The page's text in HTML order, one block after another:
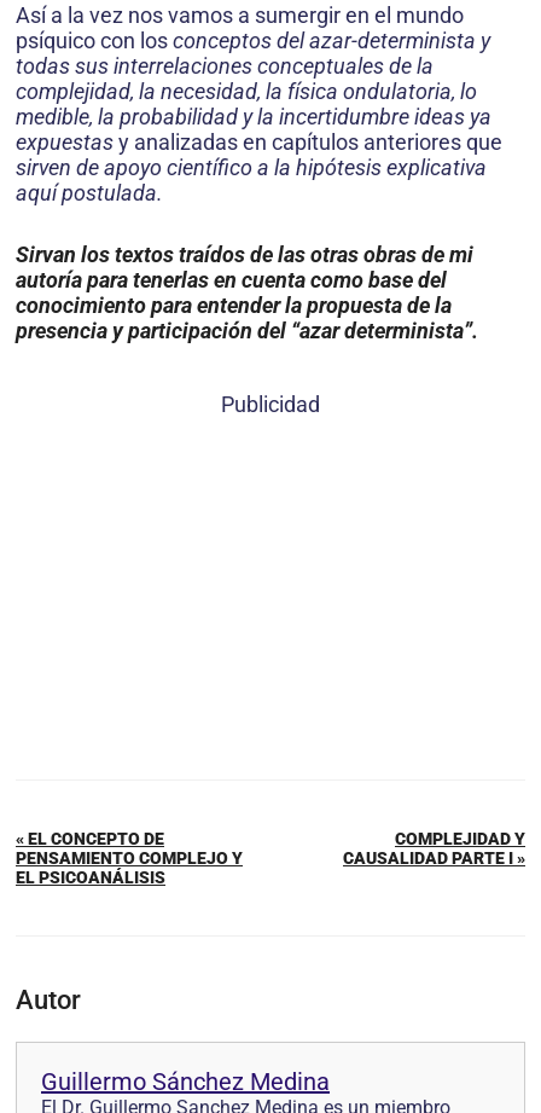
Así a la vez nos vamos a sumergir en el mundo
psíquico con losconceptos del azar-determinista y
todas sus interre­laciones conceptuales de la
complejidad, la necesidad, la física ondulatoria, lo
medible, la probabilidad y la incertidumbre ideas ya
expuestasy analizadas en capítulos anteriores que
sirven de apoyo científico a la hipótesis explicativa
aquí postulada.
Sirvan los textos traídos de las otras obras de mi
autoría para tenerlas en cuenta comobase del
conocimiento para entender la propuesta de la
presencia y participación del “azar determinista”.
Publicidad
« EL CONCEPTO DE
PENSAMIENTO COMPLEJO Y
EL PSICOANÁLISIS
COMPLEJIDAD Y
CAUSALIDAD PARTE I »
Autor
Guillermo Sánchez Medina
El Dr. Guillermo Sanchez Medina es un miembro